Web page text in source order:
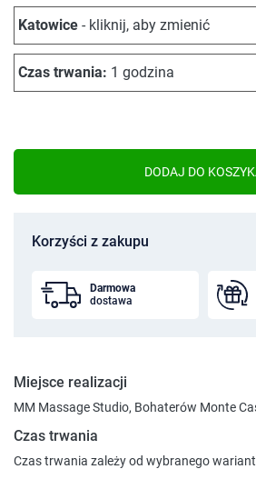
Katowice - kliknij, aby zmienić
Czas trwania: 1 godzina
DODAJ DO
Korzyści z zakupu
Darmowa
dostawa
Miejsce realizacji
MM Massage Studio, Bohaterów Monte
Czas trwania
Czas trwania zależy od wybranego